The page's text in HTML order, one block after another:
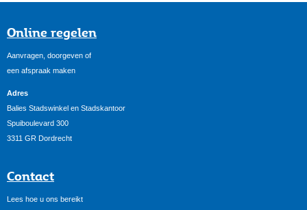
Online regelen
Aanvragen, doorgeven of
een afspraak maken
Adres
Balies Stadswinkel en Stadskantoor
Spuiboulevard 300
3311 GR Dordrecht
Contact
Lees hoe u ons bereikt